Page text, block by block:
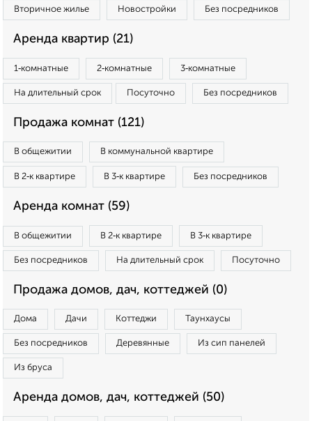
Вторичное жилье Новостройки Без посредников
Аренда квартир (21)
1‑комнатные 2‑комнатные 3‑комнатные
На длительный срок Посуточно Без посредников
Продажа комнат (121)
В общежитии В коммунальной квартире
В 2‑к квартире В 3‑к квартире Без посредников
Аренда комнат (59)
В общежитии В 2‑к квартире В 3‑к квартире
Без посредников На длительный срок Посуточно
Продажа домов, дач, коттеджей (0)
Дома Дачи Коттеджи Таунхаусы
Без посредников Деревянные Из сип панелей
Из бруса
Аренда домов, дач, коттеджей (50)